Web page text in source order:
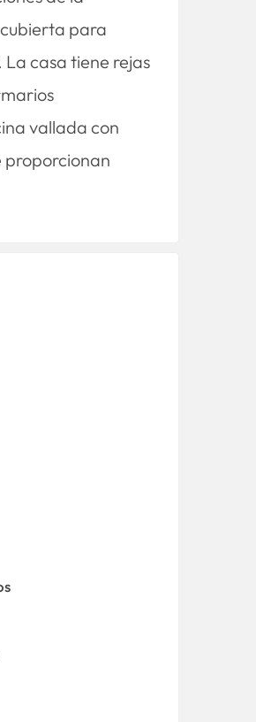
para
casa tiene rejas
vallada con
proporcionan